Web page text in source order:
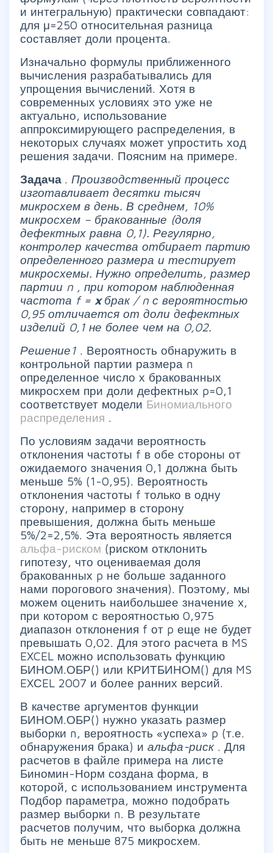
и интегральную) практически совпадают:
для μ=250 относительная разница
составляет доли процента.
Изначально формулы приближенного
вычисления разрабатывались для
упрощения вычислений. Хотя в
современных условиях это уже не
актуально, использование
аппроксимирующего распределения, в
некоторых случаях может упростить ход
решения задачи. Поясним на примере.
Задача . Производственный процесс
изготавливает десятки тысяч
микросхем в день. В среднем, 10%
микросхем – бракованные (доля
дефектных равна 0,1). Регулярно,
контролер качества отбирает партию
определенного размера и тестирует
микросхемы. Нужно определить, размер
партии n , при котором наблюденная
частота f = xбрак /n с вероятностью
0,95 отличается от доли дефектных
изделий 0,1 не более чем на 0,02.
Решение1 . Вероятность обнаружить в
контрольной партии размера n
определенное число х бракованных
микросхем при доли дефектных p=0,1
соответствует модели Биномиального
распределения .
По условиям задачи вероятность
отклонения частоты f в обе стороны от
ожидаемого значения 0,1 должна быть
меньше 5% (1-0,95). Вероятность
отклонения частоты f только в одну
сторону, например в сторону
превышения, должна быть меньше
5%/2=2,5%. Эта вероятность является
альфа-риском (риском отклонить
гипотезу, что оцениваемая доля
бракованных p не больше заданного
нами порогового значения). Поэтому, мы
можем оценить наибольшее значение x,
при котором с вероятностью 0,975
диапазон отклонения f от p еще не будет
превышать 0,02. Для этого расчета в MS
EXCEL можно использовать функцию
БИНОМ.ОБР() или КРИТБИНОМ() для MS
EXСEL 2007 и более ранних версий.
В качестве аргументов функции
БИНОМ.ОБР() нужно указать размер
выборки n, вероятность «успеха» p (т.е.
обнаружения брака) и альфа-риск . Для
расчетов в файле примера на листе
Биномин-Норм создана форма, в
которой, с использованием инструмента
Подбор параметра, можно подобрать
размер выборки n. В результате
расчетов получим, что выборка должна
быть не меньше 875 микросхем.